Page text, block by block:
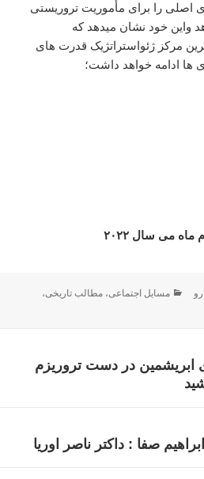
اصلی را برای مأموریت تروریستی
واین خود نشان میدهد که
مرکز ژئواستراتژیک قدرت های
ها ادامه خواهد داشت؛
ماه می سال ۲۰۲۲
دسته‌ها
مسایل اجتماعی،مطالب تاریخی،
ابریشمین در دست تروریزم
صفا : داکتر ناصر اوریا